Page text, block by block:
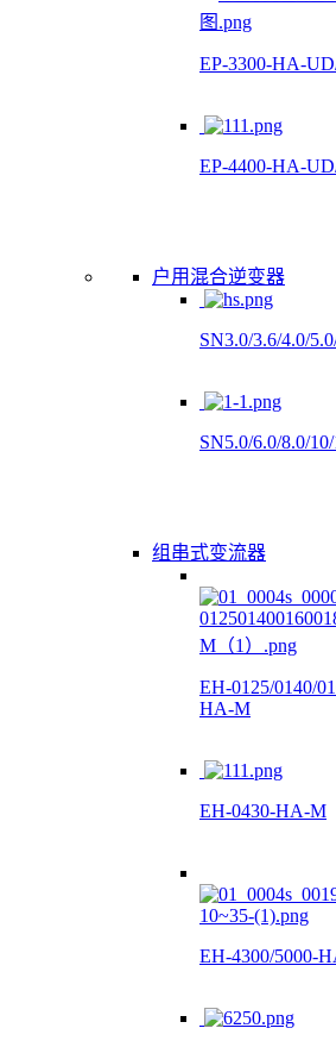
EP-3300-HA-
EP-4400-HA-
户用混合逆变器
SN3.0/3.6/4.0/
SN5.0/6.0/8.0/
组串式变流器
EH-0125/0140/
HA-M
EH-0430-HA-M
EH-4300/5000-